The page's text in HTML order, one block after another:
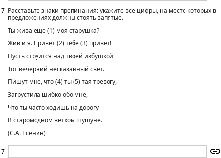
Расставьте знаки препинания: укажите все цифры, на месте которых в
предложениях должны стоять запятые.
Ты жива еще (1) моя старушка?
Жив и я. Привет (2) тебе (3) привет!
Пусть струится над твоей избушкой
Тот вечерний несказанный свет.
Пишут мне, что (4) ты (5) тая тревогу,
Загрустила шибко обо мне,
Что ты часто xодишь на дорогу
В старомодном ветxом шушуне.
(С.А. Есенин)